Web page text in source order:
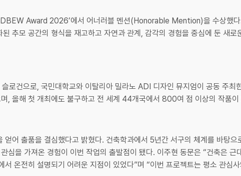
Award 2026’에서 어너러블 멘션(Honorable Mention)을 수상했
추모 공간의 형식을 재고하고 자연과 관계, 감각의 경험을 중심에 둔 새로
건으로, 국민대학교와 이탈리아 밀라노 ADI 디자인 뮤지엄이 공동 주최
, 올해 첫 개최에도 불구하고 전 세계 44개국에서 800여 점 이상의 작품이
얻어 출품을 결심했다고 밝혔다. 건축학과에서 5년간 서구의 체계를 바탕으
을 가져온 경험이 이번 작업의 출발점이 됐다. 이주현 동문은 “건축은 근
온전히 설명되기 어려운 지점이 있었다”며 “이번 프로젝트는 평소 관심